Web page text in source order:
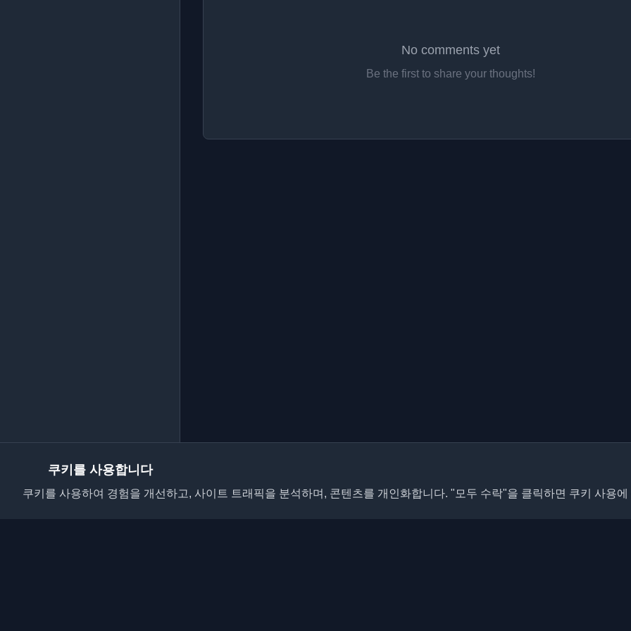
No comments yet
Be the first to share your thoughts!
쿠키를 사용합니다
쿠키를 사용하여 경험을 개선하고, 사이트 트래픽을 분석하며, 콘텐츠를 개인화합니다. "모두 수락"을 클릭하면 쿠키 사용